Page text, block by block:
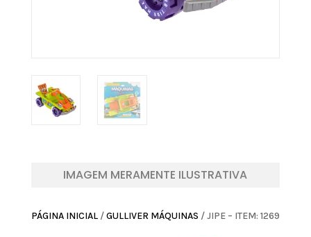
IMAGEM MERAMENTE ILUSTRATIVA
PÁGINA INICIAL/GULLIVER MÁQUINAS / JIPE – ITEM: 1269